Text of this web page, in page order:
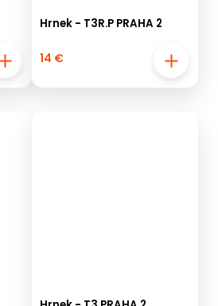
Hrnek - T3R.P PRAHA 2
14 €